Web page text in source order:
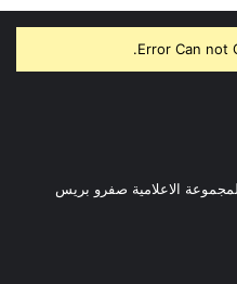
Error Can not
الاعلامية صفرو بريس